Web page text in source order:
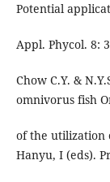
Potential
Appl. Phycol. 8:
Chow C.Y. &
omnivorus fish
of the utilization
Hanyu, I (eds).